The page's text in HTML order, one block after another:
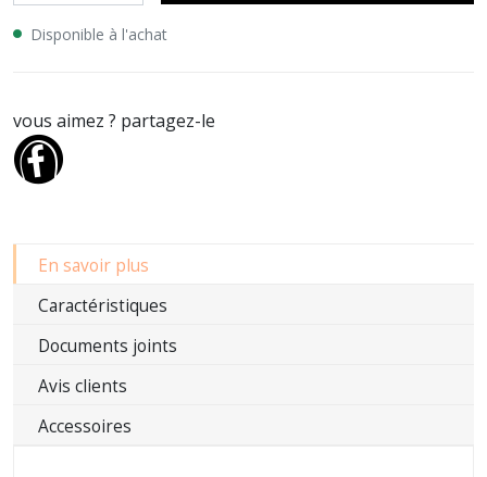
Disponible à l'achat
vous aimez ? partagez-le
En savoir plus
Caractéristiques
Documents joints
Avis clients
Accessoires